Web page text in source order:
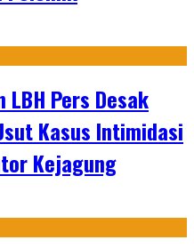
LBH Pers Desak
Kasus Intimidasi
Kejagung